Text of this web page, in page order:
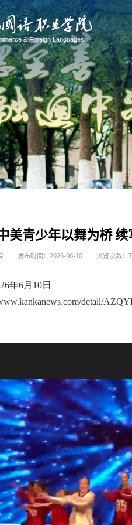
美青少年以舞为桥
发布时间：2026-06-10 浏览次数：
年6月10日
detail/